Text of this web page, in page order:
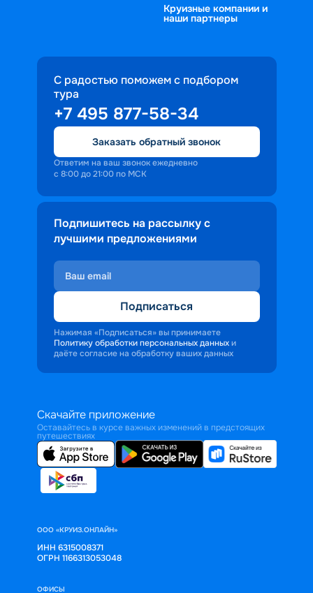
Круизные компании и
наши партнеры
С радостью поможем с подбором
тура
+7 495 877-58-34
Заказать обратный звонок
Ответим на ваш звонок ежедневно
с 8:00 до 21:00 по МСК
Подпишитесь на рассылку с
лучшими предложениями
Подписаться
Нажимая «Подписаться» вы принимаете
Политику обработки персональных данных и
даёте согласие на обработку ваших данных
Скачайте приложение
Оставайтесь в курсе важных изменений в предстоящих
путешествиях
ООО «КРУИЗ.ОНЛАЙН»
ИНН 6315008371
ОГРН 1166313053048
ОФИСЫ